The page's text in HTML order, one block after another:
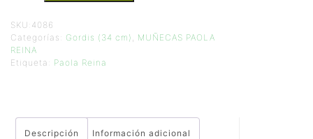
SKU: 4086
Categorías: Gordis (34 cm)
MUÑECAS PAOLA
REINA
Etiqueta: Paola Reina
Descripción Información adicional